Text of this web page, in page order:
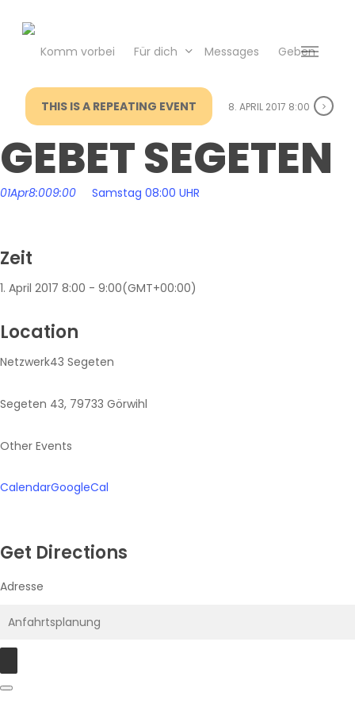
Komm vorbei Für dich Messages Geben
Menu
THIS IS A REPEATING EVENT 8. APRIL 2017 8:00
GEBET SEGETEN
01Apr8:009:00 Samstag 08:00 UHR
Zeit
1. April 2017 8:00 - 9:00(GMT+00:00)
Location
Netzwerk43 Segeten
Segeten 43, 79733 Görwihl
Other Events
CalendarGoogleCal
Get Directions
Adresse